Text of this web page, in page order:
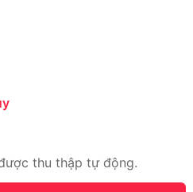
thu thập tự động.